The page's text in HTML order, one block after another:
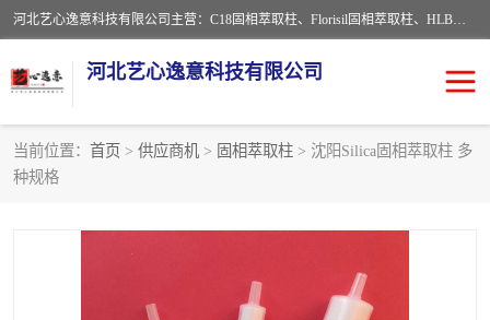
河北艺心逸意科技有限公司主营：C18固相萃取柱、Florisil固相萃取柱、HLB固相萃取柱、MCX固相萃取柱、QuEChERS、固相萃取空柱、针式过滤器 、固相萃取柱、黄曲霉毒素亲和柱。全国咨询热线：18630105913。河北艺心逸意科技有限公司接受来样定做，我们秉承着“顾客至上，锐意进取”的经营理念，坚持客户至上的原则为广大客户提供优质的服务，欢迎广大客户惠顾！免费咨询！
河北艺心逸意科技有限公司
当前位置： 首页 > 供应商机 > 固相萃取柱 > 沈阳Silica固相萃取柱 多
种规格
固相萃取柱
SPE填料